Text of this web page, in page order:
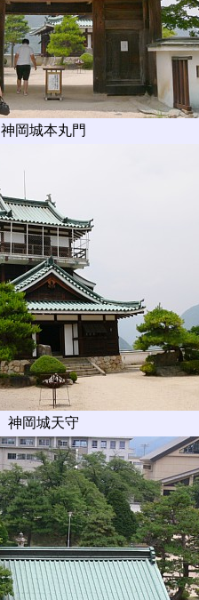
神岡城本丸門
神岡城天守